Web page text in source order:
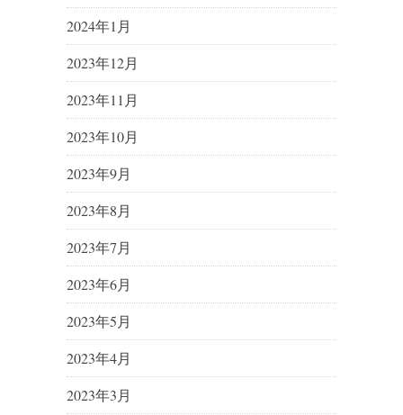
2024年1月
2023年12月
2023年11月
2023年10月
2023年9月
2023年8月
2023年7月
2023年6月
2023年5月
2023年4月
2023年3月